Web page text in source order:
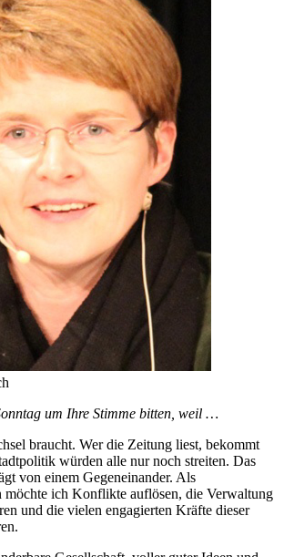
um Ihre Stimme bitten, weil …
braucht. Wer die Zeitung liest, bekommt
würden alle nur noch streiten. Das
von einem Gegeneinander. Als
möchte ich Konflikte auflösen, die Verwaltung
und die vielen engagierten Kräfte dieser